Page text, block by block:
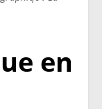
en